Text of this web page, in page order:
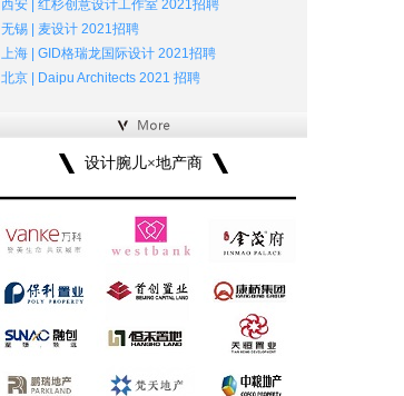
西安 | 红杉创意设计工作室 2021招聘
无锡 | 麦设计 2021招聘
上海 | GID格瑞龙国际设计 2021招聘
北京 | Daipu Architects 2021 招聘
设计腕儿×地产商